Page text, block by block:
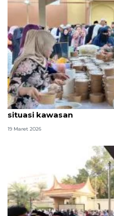
KBRI Riyadh tiadakan
situasi kawasan
19 Maret 2026